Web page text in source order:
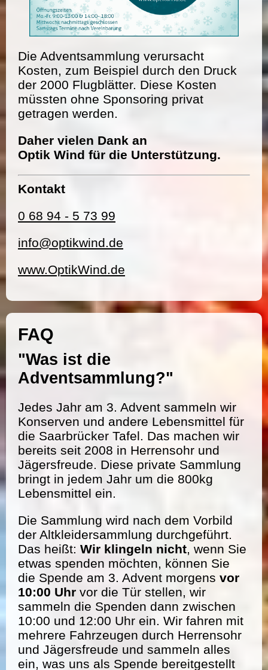
Die Adventsammlung verursacht
Kosten, zum Beispiel durch den Druck
der 2000 Flugblätter. Diese Kosten
müssten ohne Sponsoring privat
getragen werden.
Daher vielen Dank an
Optik Wind für die Unterstützung.
Kontakt
0 68 94 - 5 73 99
info@optikwind.de
www.OptikWind.de
FAQ
"Was ist die
Adventsammlung?"
Jedes Jahr am 3. Advent sammeln wir
Konserven und andere Lebensmittel für
die Saarbrücker Tafel. Das machen wir
bereits seit 2008 in Herrensohr und
Jägersfreude. Diese private Sammlung
bringt in jedem Jahr um die 800kg
Lebensmittel ein.
Die Sammlung wird nach dem Vorbild
der Altkleidersammlung durchgeführt.
Das heißt: Wir klingeln nicht, wenn Sie
etwas spenden möchten, können Sie
die Spende am 3. Advent morgens vor
10:00 Uhr vor die Tür stellen, wir
sammeln die Spenden dann zwischen
10:00 und 12:00 Uhr ein. Wir fahren mit
mehrere Fahrzeugen durch Herrensohr
und Jägersfreude und sammeln alles
ein, was uns als Spende bereitgestellt